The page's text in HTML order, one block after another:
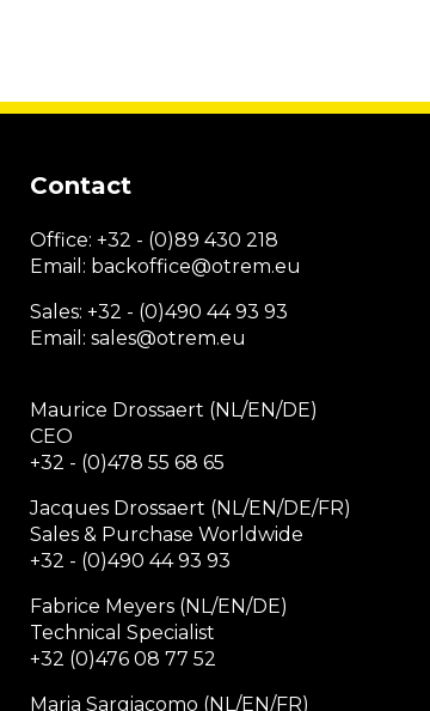
Contact
Office: +32 - (0)89 430 218
Email: backoffice@otrem.eu
Sales: +32 - (0)490 44 93 93
Email: sales@otrem.eu
Maurice Drossaert (NL/EN/DE)
CEO
+32 - (0)478 55 68 65
Jacques Drossaert (NL/EN/DE/FR)
Sales & Purchase Worldwide
+32 - (0)490 44 93 93
Fabrice Meyers (NL/EN/DE)
Technical Specialist
+32 (0)476 08 77 52
Maria Sargiacomo (NL/EN/FR)